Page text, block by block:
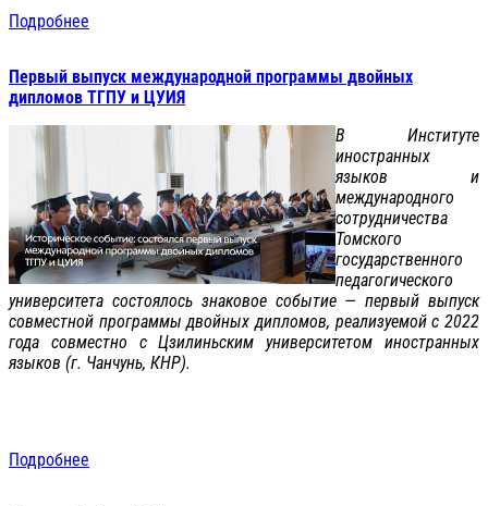
Подробнее
Первый выпуск международной программы двойных
дипломов ТГПУ и ЦУИЯ
В Институте
иностранных
языков и
международного
сотрудничества
Томского
государственного
педагогического
университета состоялось знаковое событие — первый выпуск
совместной программы двойных дипломов, реализуемой с 2022
года совместно с Цзилиньским университетом иностранных
языков (г. Чанчунь, КНР).
Подробнее